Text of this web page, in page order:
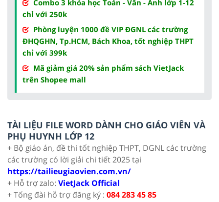
Combo 3 khóa học Toán - Văn - Anh lớp 1-12
chỉ với 250k
Phòng luyện 1000 đề VIP ĐGNL các trường
ĐHQGHN, Tp.HCM, Bách Khoa, tốt nghiệp THPT
chỉ với 399k
Mã giảm giá 20% sản phẩm sách VietJack
trên Shopee mall
TÀI LIỆU FILE WORD DÀNH CHO GIÁO VIÊN VÀ
PHỤ HUYNH LỚP 12
+ Bộ giáo án, đề thi tốt nghiệp THPT, DGNL các trường
các trường có lời giải chi tiết 2025 tại
https://tailieugiaovien.com.vn/
+ Hỗ trợ zalo: VietJack Official
+ Tổng đài hỗ trợ đăng ký : 084 283 45 85